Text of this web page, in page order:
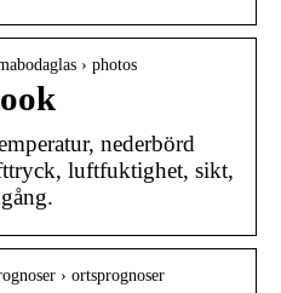
› photos
nederbörd
luftfuktighet, sikt,
› ortsprognoser